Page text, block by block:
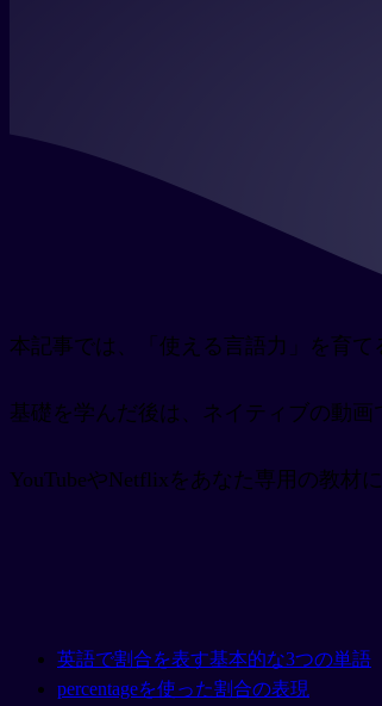
本記事では、「使える言語力」を育て
基礎を学んだ後は、ネイティブの動
YouTubeやNetflixをあなた専用の教材
英語で割合を表す基本的な3つの単語
percentageを使った割合の表現